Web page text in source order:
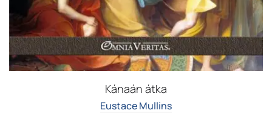
Kánaán átka
Eustace Mullins